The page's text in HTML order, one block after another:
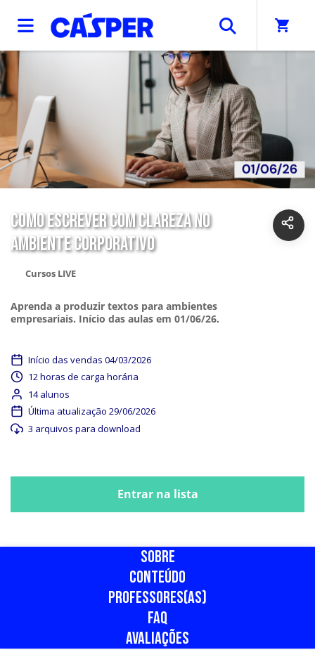
shopping_cart
COMO ESCREVER COM CLAREZA NO
AMBIENTE CORPORATIVO
Aprenda a produzir textos para ambientes
empresariais. Início das aulas em 01/06/26.
Cursos LIVE
Início das vendas 04/03/2026
12 horas de carga horária
14 alunos
Última atualização 29/06/2026
3 arquivos para download
Entrar na lista
SOBRE
CONTEÚDO
PROFESSORES(AS)
FAQ
AVALIAÇÕES